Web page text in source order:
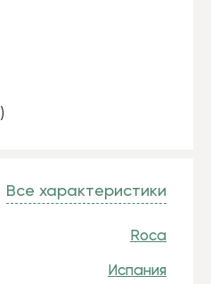
)
Все характеристики
Roca
Испания